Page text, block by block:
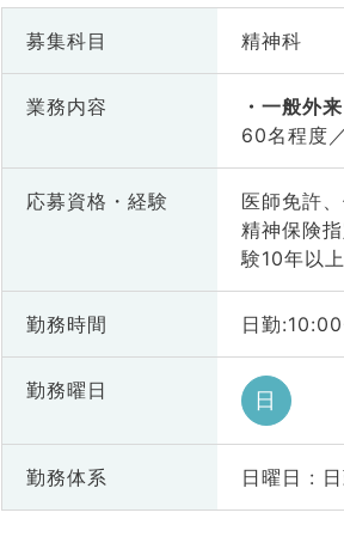
募集科目 精神科
業務内容
一般外来
60名程度
応募資格・ 経験
医師免許
精神保険
験10年以上
勤務時間 日勤
勤務曜日 日
勤務体系 日曜日 :